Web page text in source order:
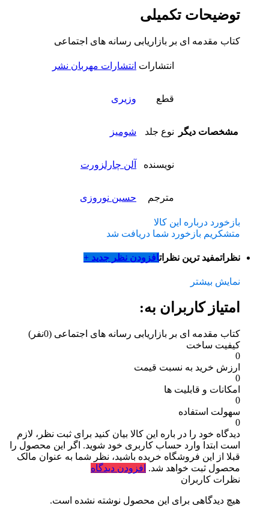
توضیحات تکمیلی
کتاب مقدمه ای بر بازاریابی رسانه های اجتماعی
مشخصات دیگر
انتشارات انتشارات مهربان نشر
قطع وزیری
نوع جلد شومیز
نویسنده آلن چارلزورت
مترجم حسین نوروزی
بازخورد درباره این کالا
متشکریم بازخورد شما دریافت شد
نظراتمفید ترین نظراتافزودن نظر جدید +
نمایش بیشتر
امتیاز کاربران به:
کتاب مقدمه ای بر بازاریابی رسانه های اجتماعی (0نفر)
کیفیت ساخت
0
ارزش خرید به نسبت قیمت
0
امکانات و قابلیت ها
0
سهولت استفاده
0
دیدگاه خود را در باره این کالا بیان کنید برای ثبت نظر، لازم
است ابتدا وارد حساب کاربری خود شوید. اگر این محصول را
قبلا از این فروشگاه خریده باشید، نظر شما به عنوان مالک
محصول ثبت خواهد شد. افزودن دیدگاه
نظرات کاربران
هیچ دیدگاهی برای این محصول نوشته نشده است.